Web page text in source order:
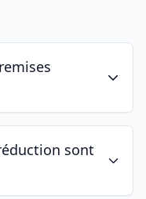
sont